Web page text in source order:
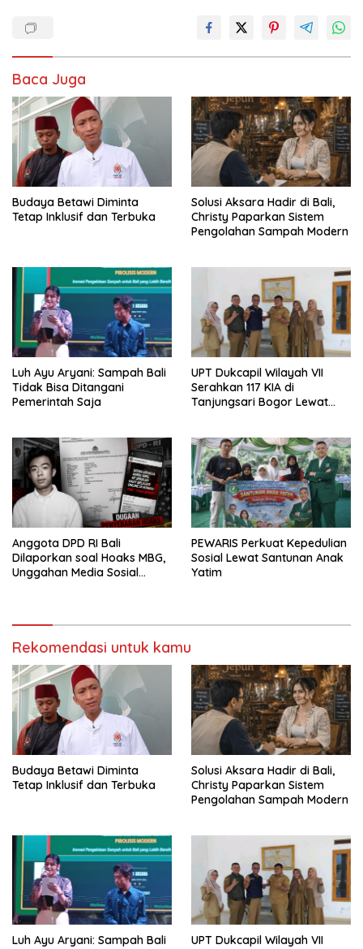
Baca Juga
Budaya Betawi Diminta
Tetap Inklusif dan Terbuka
Solusi Aksara Hadir di Bali,
Christy Paparkan Sistem
Pengolahan Sampah Modern
Luh Ayu Aryani: Sampah Bali
Tidak Bisa Ditangani
Pemerintah Saja
UPT Dukcapil Wilayah VII
Serahkan 117 KIA di
Tanjungsari Bogor Lewat
Anggota DPD RI Bali
Dilaporkan soal Hoaks MBG,
Unggahan Media Sosial
PEWARIS Perkuat Kepedulian
Sosial Lewat Santunan Anak
Yatim
Rekomendasi untuk kamu
Budaya Betawi Diminta
Tetap Inklusif dan Terbuka
Solusi Aksara Hadir di Bali,
Christy Paparkan Sistem
Pengolahan Sampah Modern
Luh Ayu Aryani: Sampah Bali
UPT Dukcapil Wilayah VII